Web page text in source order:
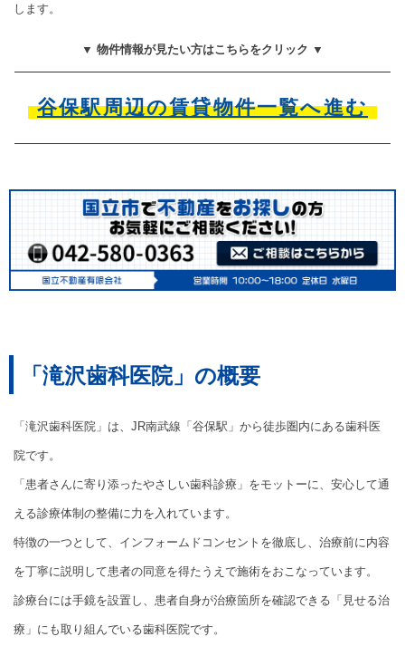
します。
▼ 物件情報が見たい方はこちらをクリック ▼
谷保駅周辺の賃貸物件一覧へ進む
「滝沢歯科医院」の概要
「滝沢歯科医院」は、JR南武線「谷保駅」から徒歩圏内にある歯科医
院です。
「患者さんに寄り添ったやさしい歯科診療」をモットーに、安心して通
える診療体制の整備に力を入れています。
特徴の一つとして、インフォームドコンセントを徹底し、治療前に内容
を丁寧に説明して患者の同意を得たうえで施術をおこなっています。
診療台には手鏡を設置し、患者自身が治療箇所を確認できる「見せる治
療」にも取り組んでいる歯科医院です。